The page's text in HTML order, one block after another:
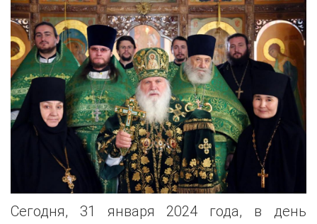
Сегодня, 31 января 2024 года, в день